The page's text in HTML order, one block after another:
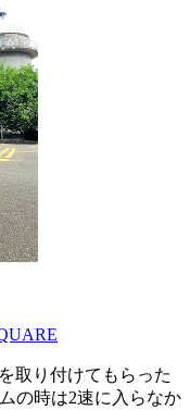
取り付けてもらった
の時は2速に入らなか